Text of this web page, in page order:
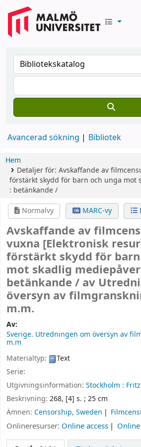
Avancerad sökning Bibliotek
Hem
Detaljer för: Avskaffande av
förstärkt skydd för barn och unga mot
: betänkande /
Normalvy
MARC-vy
Avskaffande av
vuxna [Elektronisk
förstärkt skydd för barn
mot skadlig
betänkande / av
översyn av
m.m.
Av:
Sverige. Utredningen om översyn av
m.m
Materialtyp:
Text
Serie:
Utgivningsinformation: Stockholm :
Beskrivning: 268, [4] s. ; 25 cm
Ämnen: Censorship, Sweden
Onlineresurser: Online access